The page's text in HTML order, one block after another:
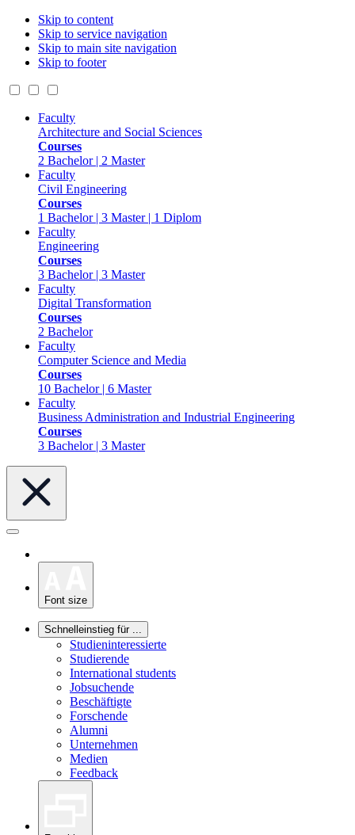
Skip to content
Skip to service navigation
Skip to main site navigation
Skip to footer
Faculty
Architecture and Social Sciences
Courses
2 Bachelor | 2 Master
Faculty
Civil Engineering
Courses
1 Bachelor | 3 Master | 1 Diplom
Faculty
Engineering
Courses
3 Bachelor | 3 Master
Faculty
Digital Transformation
Courses
2 Bachelor
Faculty
Computer Science and Media
Courses
10 Bachelor | 6 Master
Faculty
Business Administration and Industrial Engineering
Courses
3 Bachelor | 3 Master
Font size
Schnelleinstieg für ...
Studieninteressierte
Studierende
International students
Jobsuchende
Beschäftigte
Forschende
Alumni
Unternehmen
Medien
Feedback